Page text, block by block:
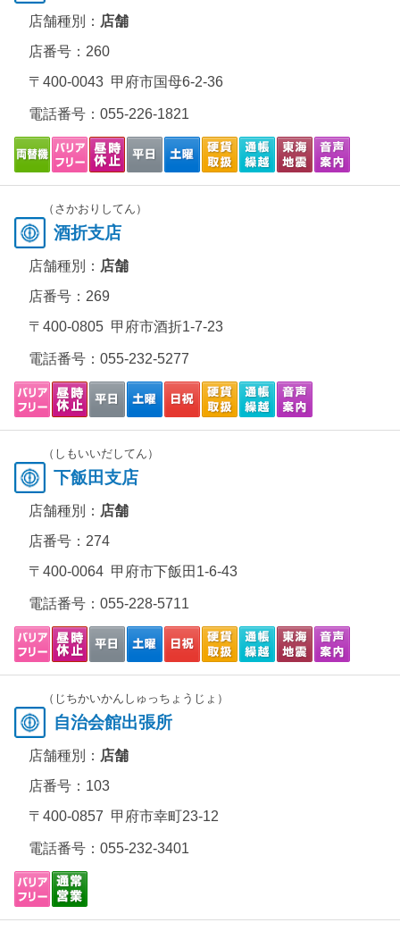
店舗種別： 店舗
店番号：260
〒400-0043 甲府市国母6-2-36
電話番号： 055-226-1821
（さかおりしてん）
酒折支店
店舗種別： 店舗
店番号：269
〒400-0805 甲府市酒折1-7-23
電話番号： 055-232-5277
（しもいいだしてん）
下飯田支店
店舗種別： 店舗
店番号：274
〒400-0064 甲府市下飯田1-6-43
電話番号： 055-228-5711
（じちかいかんしゅっちょうじょ）
自治会館出張所
店舗種別： 店舗
店番号：103
〒400-0857 甲府市幸町23-12
電話番号： 055-232-3401